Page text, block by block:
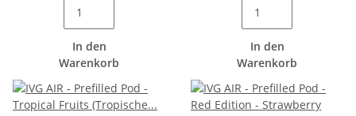
In den
Warenkorb
In den
Warenkorb